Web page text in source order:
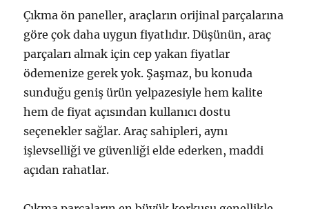
Çıkma ön paneller, araçların orijinal parçalarına
göre çok daha uygun fiyatlıdır. Düşünün, araç
parçaları almak için cep yakan fiyatlar
ödemenize gerek yok. Şaşmaz, bu konuda
sunduğu geniş ürün yelpazesiyle hem kalite
hem de fiyat açısından kullanıcı dostu
seçenekler sağlar. Araç sahipleri, aynı
işlevselliği ve güvenliği elde ederken, maddi
açıdan rahatlar.